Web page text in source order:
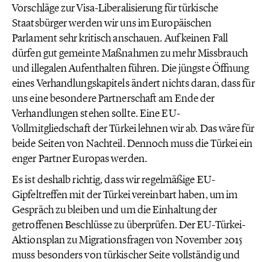
Vorschläge zur Visa-Liberalisierung für türkische
Staatsbürger werden wir uns im Europäischen
Parlament sehr kritisch anschauen. Auf keinen Fall
dürfen gut gemeinte Maßnahmen zu mehr Missbrauch
und illegalen Aufenthalten führen. Die jüngste Öffnung
eines Verhandlungskapitels ändert nichts daran, dass für
uns eine besondere Partnerschaft am Ende der
Verhandlungen stehen sollte. Eine EU-
Vollmitgliedschaft der Türkei lehnen wir ab. Das wäre für
beide Seiten von Nachteil. Dennoch muss die Türkei ein
enger Partner Europas werden.
Es ist deshalb richtig, dass wir regelmäßige EU-
Gipfeltreffen mit der Türkei vereinbart haben, um im
Gespräch zu bleiben und um die Einhaltung der
getroffenen Beschlüsse zu überprüfen. Der EU-Türkei-
Aktionsplan zu Migrationsfragen von November 2015
muss besonders von türkischer Seite vollständig und